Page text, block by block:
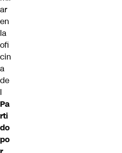
ar
en
la
ofi
cin
a
de
l
Pa
rti
do
po